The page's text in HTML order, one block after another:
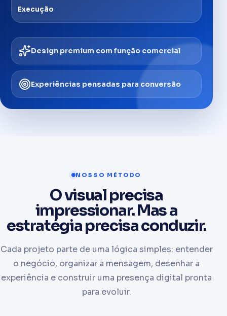
Execução
Design premium com função comercial
Experiências pensadas para conversão
NOSSO MÉTODO
O visual precisa
impressionar. Mas a
estratégia precisa conduzir.
Cada projeto parte de uma lógica simples: entender
o negócio, organizar a mensagem, desenhar a
experiência e construir uma presença digital pronta
para evoluir.